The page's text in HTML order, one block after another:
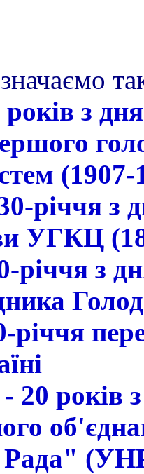
років з
(1907-
річчя з
УГКЦ
річчя з
річчя
20 років
Рада"